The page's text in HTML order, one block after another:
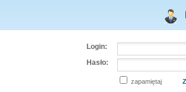
Login:
Hasło:
zapamiętaj